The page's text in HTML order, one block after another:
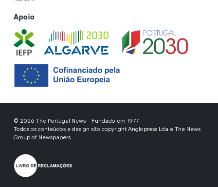
Apoio
© 2026 The Portugal News - Fundado em 1977
Todos os conteúdos e design são copyright Anglopress Lda e The News
Group of Newspapers